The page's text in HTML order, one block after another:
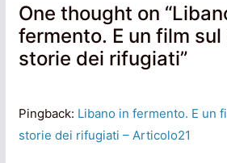
One thought on “
fermento. E un film
storie dei rifugiati”
Pingback: Libano in fermento. E un
storie dei rifugiati – Articolo21